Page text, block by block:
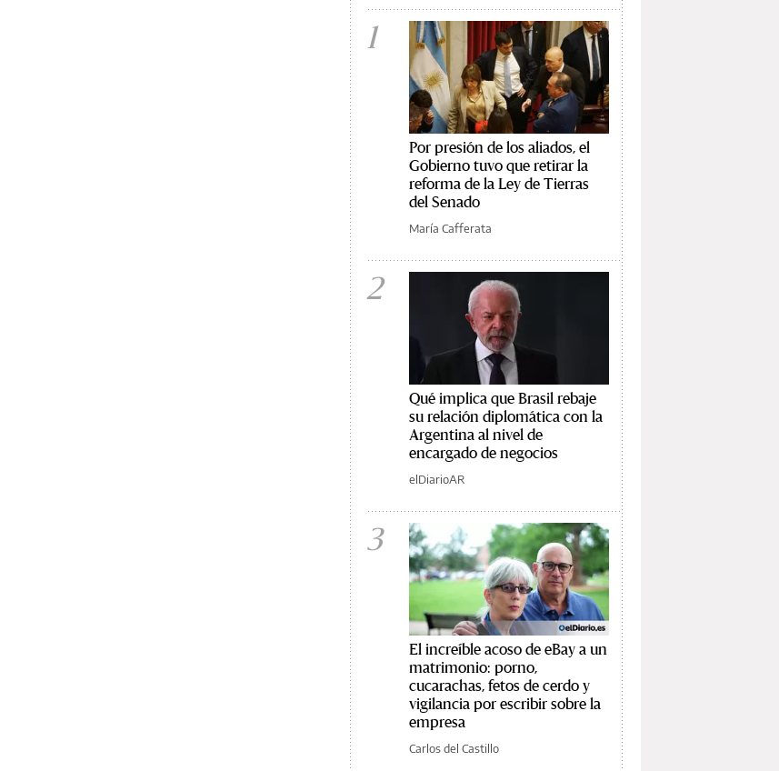
1
Por presión de los aliados, el
Gobierno tuvo que retirar la
reforma de la Ley de Tierras
del Senado
María Cafferata
2
Qué implica que Brasil rebaje
su relación diplomática con la
Argentina al nivel de
encargado de negocios
elDiarioAR
3
El increíble acoso de eBay a un
matrimonio: porno,
cucarachas, fetos de cerdo y
vigilancia por escribir sobre la
empresa
Carlos del Castillo